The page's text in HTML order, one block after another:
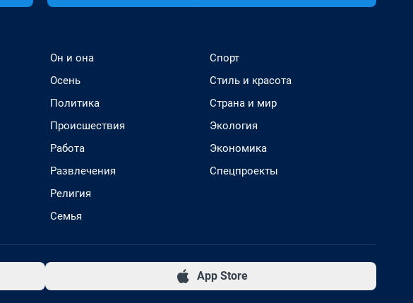
Он и она
Осень
Политика
Происшествия
Работа
Развлечения
Религия
Семья
Спорт
Стиль и красота
Страна и мир
Экология
Экономика
Спецпроекты
App Store